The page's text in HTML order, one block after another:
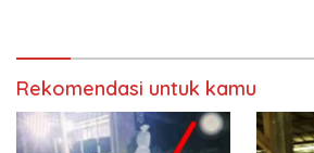
Rekomendasi untuk kamu